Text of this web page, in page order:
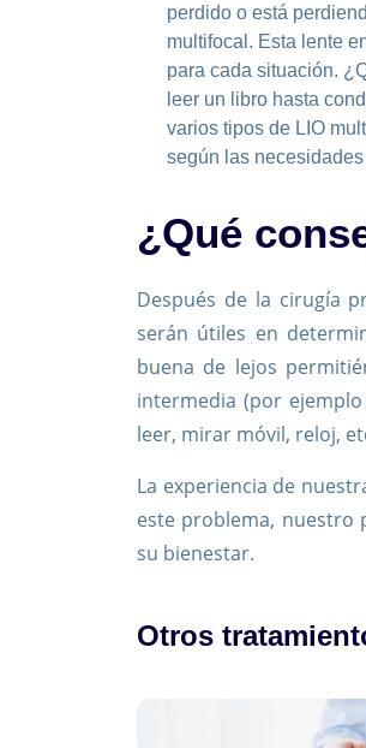
perdido o está
multifocal. Esta lente
para cada situación.
leer un libro hasta
varios tipos de LIO
según las
¿Qué
Después de la cirugía
serán útiles en
buena de lejos
intermedia (por
leer, mirar móvil, reloj,
La experiencia de
este problema, nuestro
su bienestar.
Otros